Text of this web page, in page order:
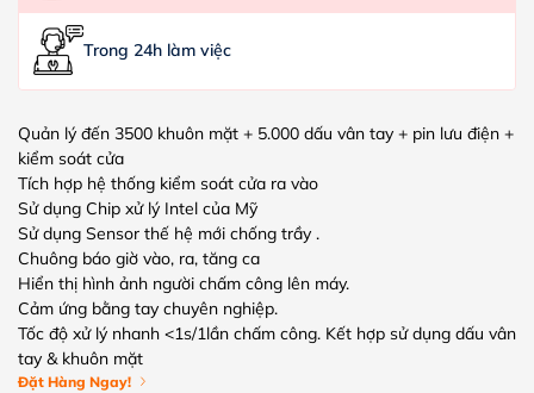
Trong 24h làm việc
Quản lý đến 3500 khuôn mặt + 5.000 dấu vân tay + pin lưu điện +
kiểm soát cửa
Tích hợp hệ thống kiểm soát cửa ra vào
Sử dụng Chip xử lý Intel của Mỹ
Sử dụng Sensor thế hệ mới chống trầy .
Chuông báo giờ vào, ra, tăng ca
Hiển thị hình ảnh người chấm công lên máy.
Cảm ứng bằng tay chuyên nghiệp.
Tốc độ xử lý nhanh <1s/1lần chấm công. Kết hợp sử dụng dấu vân
tay & khuôn mặt
Đặt Hàng Ngay!